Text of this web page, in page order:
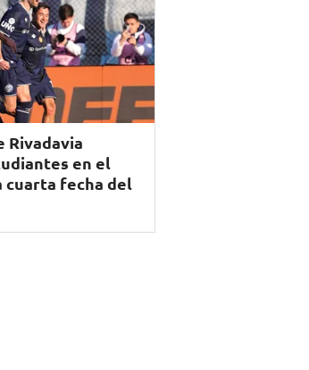
Rivadavia
en el
cuarta fecha del